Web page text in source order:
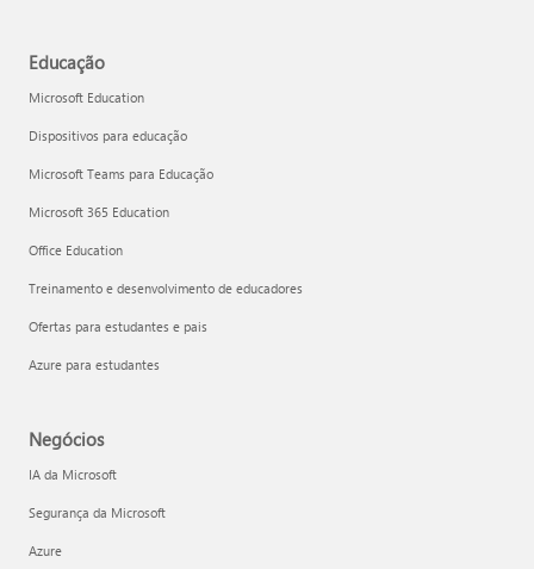
Educação
Microsoft Education
Dispositivos para educação
Microsoft Teams para Educação
Microsoft 365 Education
Office Education
Treinamento e desenvolvimento de educadores
Ofertas para estudantes e pais
Azure para estudantes
Negócios
IA da Microsoft
Segurança da Microsoft
Azure